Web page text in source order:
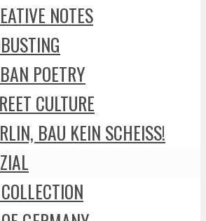
NOTES
POETRY
CULTURE
BAU KEIN SCHEISS!